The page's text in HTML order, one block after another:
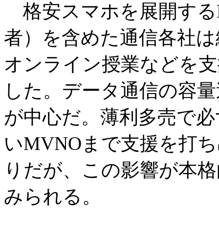
格安スマホを展開す
者）を含めた通信各社
オンライン授業などを
した。データ通信の容
が中心だ。薄利多売で
いMVNOまで支援を打
りだが、この影響が本
みられる。